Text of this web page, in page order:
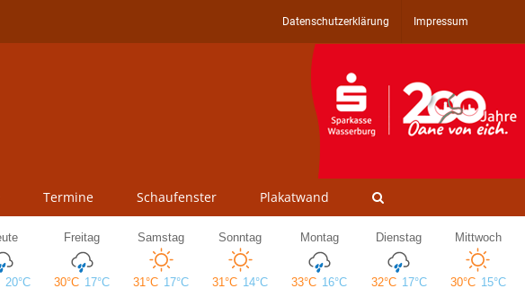
Datenschutzerklärung Impressum
Termine Schaufenster Plakatwand